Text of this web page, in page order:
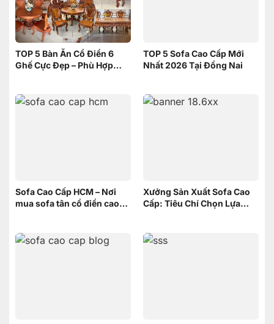
TOP 5 Bàn Ăn Cổ Điển 6
Ghế Cực Đẹp – Phù Hợp
TOP 5 Sofa Cao Cấp Mới
Nhất 2026 Tại Đồng Nai
Sofa Cao Cấp HCM – Nơi
mua sofa tân cổ điển cao
Xưởng Sản Xuất Sofa Cao
Cấp: Tiêu Chí Chọn Lựa